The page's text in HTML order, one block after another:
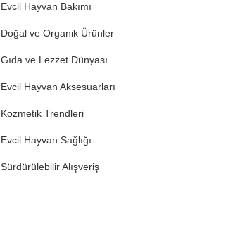
Evcil Hayvan Bakımı
Doğal ve Organik Ürünler
Gıda ve Lezzet Dünyası
Evcil Hayvan Aksesuarları
Kozmetik Trendleri
Evcil Hayvan Sağlığı
Sürdürülebilir Alışveriş